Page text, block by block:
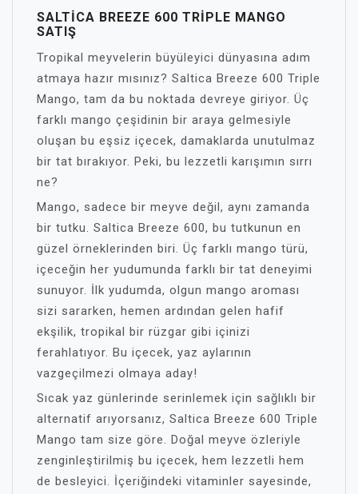
SALTICA BREEZE 600 TRIPLE MANGO
SATIŞ
Tropikal meyvelerin büyüleyici dünyasına adım
atmaya hazır mısınız? Saltica Breeze 600 Triple
Mango, tam da bu noktada devreye giriyor. Üç
farklı mango çeşidinin bir araya gelmesiyle
oluşan bu eşsiz içecek, damaklarda unutulmaz
bir tat bırakıyor. Peki, bu lezzetli karışımın sırrı
ne?
Mango, sadece bir meyve değil, aynı zamanda
bir tutku. Saltica Breeze 600, bu tutkunun en
güzel örneklerinden biri. Üç farklı mango türü,
içeceğin her yudumunda farklı bir tat deneyimi
sunuyor. İlk yudumda, olgun mango aroması
sizi sararken, hemen ardından gelen hafif
ekşilik, tropikal bir rüzgar gibi içinizi
ferahlatıyor. Bu içecek, yaz aylarının
vazgeçilmezi olmaya aday!
Sıcak yaz günlerinde serinlemek için sağlıklı bir
alternatif arıyorsanız, Saltica Breeze 600 Triple
Mango tam size göre. Doğal meyve özleriyle
zenginleştirilmiş bu içecek, hem lezzetli hem
de besleyici. İçeriğindeki vitaminler sayesinde,